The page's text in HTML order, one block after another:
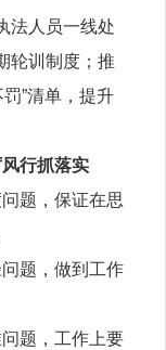
法人员一线处
轮训制度；推
”清单，提升
行抓落实
题，保证在思
题，做到工作
题，工作上要